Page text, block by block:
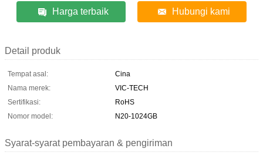
Harga terbaik Hubungi kami
Detail produk
Tempat asal:
Cina
Nama merek:
VIC-TECH
Sertifikasi:
RoHS
Nomor model:
N20-1024GB
Syarat-syarat pembayaran & pengiriman